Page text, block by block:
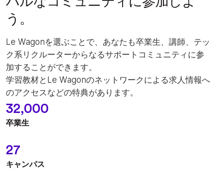
う。
Le Wagonを選ぶことで、あなたも卒業⽣、講師、テッ
ク系リクルーターからなるサポートコミュニティに参
加することができます。
学習教材とLe Wagonのネットワークによる求⼈情報へ
のアクセスなどの特典があります。
32,000
卒業生
27
キャンパス